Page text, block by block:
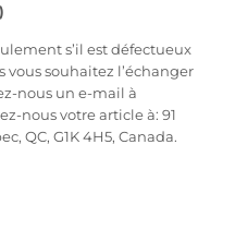
s’il est défectueux
vous souhaitez l’échanger
nous un e-mail à
nous votre article à: 91
QC, G1K 4H5, Canada.